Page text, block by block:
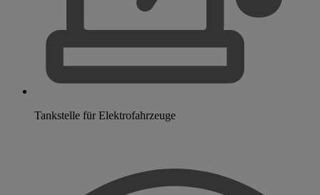
Tankstelle für Elektrofahrzeuge